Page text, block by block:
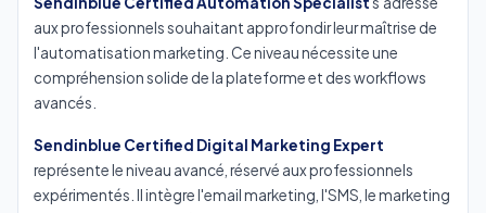
aux professionnels souhaitant approfondir leur maîtrise de
l'automatisation marketing. Ce niveau nécessite une
compréhension solide de la plateforme et des workflows
avancés.
Sendinblue Certified Digital Marketing Expert
représente le niveau avancé, réservé aux professionnels
expérimentés. Il intègre l'email marketing, l'SMS, le marketing